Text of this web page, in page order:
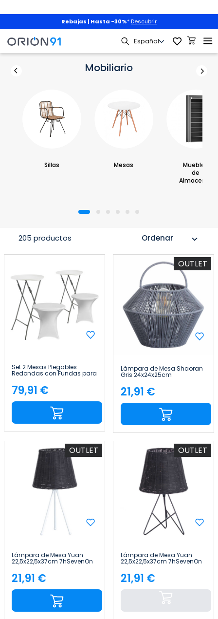
Mascotas|3x2 + envío gratisconPET3X2|
Mobiliario
Mobiliario
Sillas Mesas
Muebles
de
Almacenaje
1
Ordenar expand_more
205 productos
Set 2 Mesas Plegables
Redondas con Fundas para
Catering 61x105cm 7house
Precio
79,91 €
OUTLET
Lámpara de Mesa Shaoran
Gris 24x24x25cm
Precio
21,91 €
OUTLET
Lámpara de Mesa Yuan
22,5x22,5x37cm 7hSevenOn
Precio
21,91 €
OUTLET
Lámpara de Mesa Yuan
22,5x22,5x37cm 7hSevenOn
Precio
21,91 €